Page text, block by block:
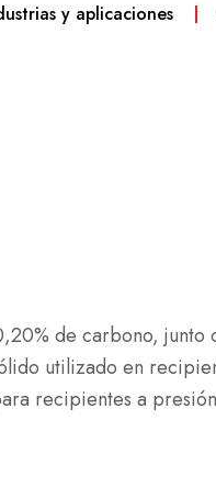
y aplicaciones
de carbono, junto
utilizado en
recipientes a